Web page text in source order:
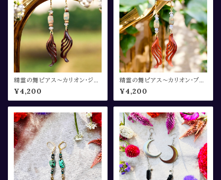
精霊の舞ピアス〜カリオン・ジャ
スパー・クリスタル〜
¥4,200
精霊の舞ピアス〜カリオン・ブル
ーレースアゲート・クリスタル〜
¥4,200